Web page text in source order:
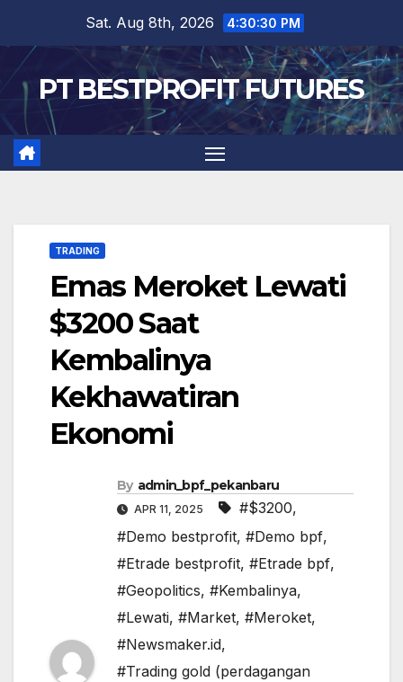
content
Sat. Aug 8th, 2026 4:30:31 PM
PT BESTPROFIT FUTURES
TRADING
Emas Meroket Lewati
$3200 Saat
Kembalinya
Kekhawatiran
Ekonomi
By admin_bpf_pekanbaru
APR 11, 2025 #$3200,
#Demo bestprofit, #Demo bpf,
#Etrade bestprofit, #Etrade bpf,
#Geopolitics, #Kembalinya,
#Lewati, #Market, #Meroket,
#Newsmaker.id,
#Trading gold (perdagangan